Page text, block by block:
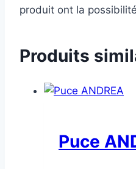
produit ont la
Produits
Puce